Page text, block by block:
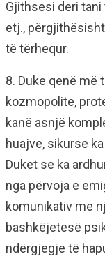
Gjithsesi deri
etj.,
të tërhequr.
8. Duke qenë më
kozmopolite,
kanë asnjë
huajve, sikurse
Duket se ka
nga përvoja e
komunikativ me
bashkëjetesë
ndërgjegje të